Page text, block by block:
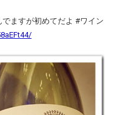
ますが初めてだよ #ワイン